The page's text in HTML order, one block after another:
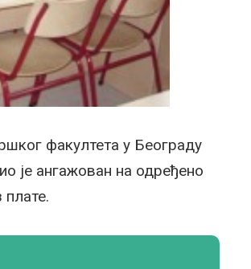
факултета у Београду
је ангажован на одређено
плате.